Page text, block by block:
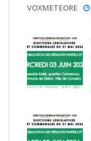
VOXMETEORE